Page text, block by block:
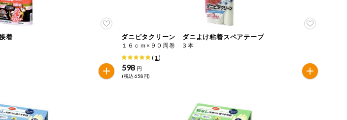
マカダミアナッツ もも りんご
確認ください。
着 ダニピタクリーン ダニよけ粘着スペアテープ
１６ｃｍ×９０周巻 ３本
( 1 )
598 円
(税込 658円)